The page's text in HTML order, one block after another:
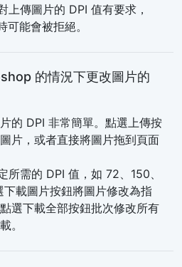
上傳圖片的 DPI 值有要求，
能會被拒絕。
的情況下更改圖片的
的 DPI 非常簡單。點選上傳按
片，或者直接將圖片拖到頁面
所需的 DPI 值，如 72、150、
載圖片按鈕將圖片修改為指
選下載全部按鈕批次修改所有
。